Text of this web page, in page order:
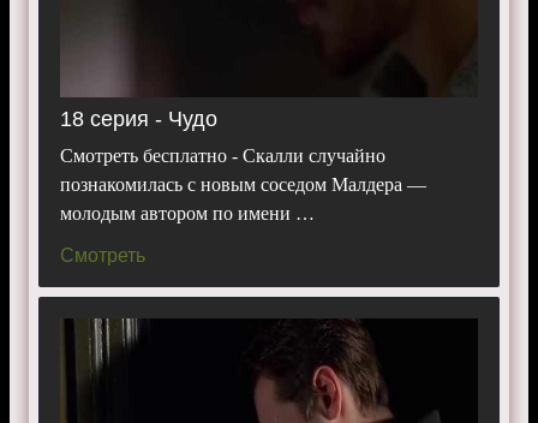
18 серия - Чудо
Смотреть бесплатно - Скалли случайно
познакомилась с новым соседом Малдера —
молодым автором по имени …
Смотреть